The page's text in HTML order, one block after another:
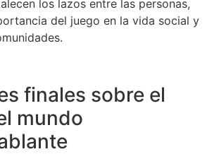
los lazos entre las personas,
del juego en la vida social y
finales sobre el
mundo